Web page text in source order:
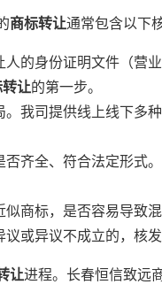
商标转让通常包含以下
的身份证明文件（营
让的第一步。
我司提供线上线下多
齐全、符合法定形式
商标，是否容易导致混
或异议不成立的，核发
让进程。长春恒信致远